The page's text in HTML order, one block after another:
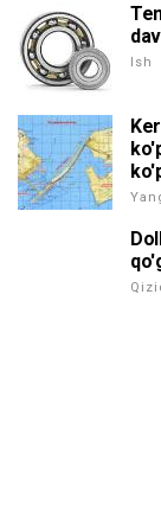
Ish